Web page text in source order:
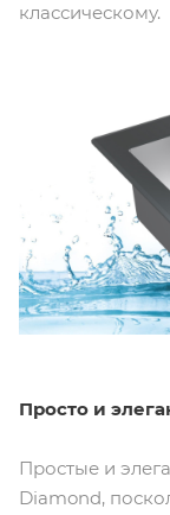
классическому.
Просто и
Простые и
Diamond,